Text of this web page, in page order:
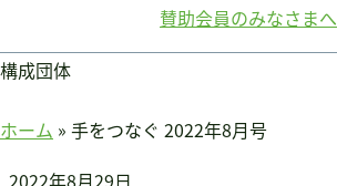
賛助会員のみなさまへ
構成団体
ホーム » 手をつなぐ 2022年8月号
ログイン